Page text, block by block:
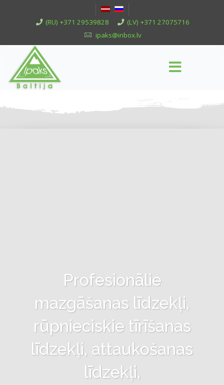
(RU) +371 29539828
(LV) +371 27075716
ipaks@inbox.lv
Profesionālie
mazgāšanas līdzekļi,
rūpnieciskie tīrīšanas
līdzekļi, attaukošanas
līdzekļi,